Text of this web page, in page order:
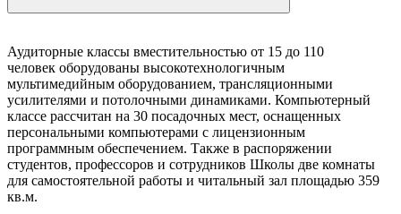
Аудиторные классы вместительностью от 15 до 110
человек оборудованы высокотехнологичным
мультимедийным оборудованием, трансляционными
усилителями и потолочными динамиками. Компьютерный
классе рассчитан на 30 посадочных мест, оснащенных
персональными компьютерами с лицензионным
программным обеспечением. Также в распоряжении
студентов, профессоров и сотрудников Школы две комнаты
для самостоятельной работы и читальный зал площадью 359
кв.м.